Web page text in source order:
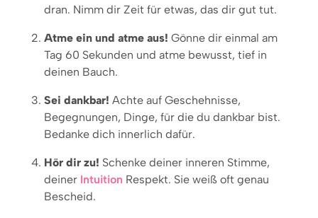
dran. Nimm dir Zeit für etwas, das dir gut tut.
Atme ein und atme aus! Gönne dir einmal am
Tag 60 Sekunden und atme bewusst, tief in
deinen Bauch.
Sei dankbar! Achte auf Geschehnisse,
Begegnungen, Dinge, für die du dankbar bist.
Bedanke dich innerlich dafür.
Hör dir zu! Schenke deiner inneren Stimme,
deiner Intuition Respekt. Sie weiß oft genau
Bescheid.